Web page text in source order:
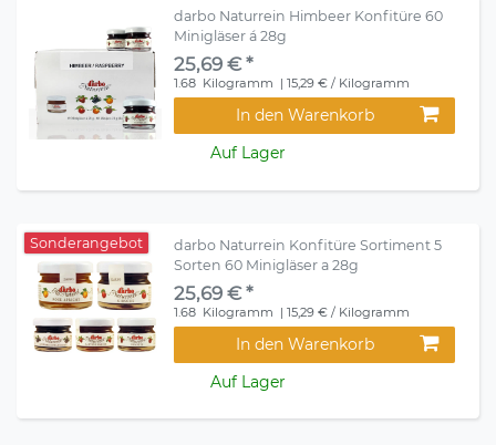
darbo Naturrein Himbeer Konfitüre 60
Minigläser á 28g
25,69 € *
1.68 Kilogramm | 15,29 € / Kilogramm
In den Warenkorb
Auf Lager
Sonderangebot
darbo Naturrein Konfitüre Sortiment 5
Sorten 60 Minigläser a 28g
25,69 € *
1.68 Kilogramm | 15,29 € / Kilogramm
In den Warenkorb
Auf Lager